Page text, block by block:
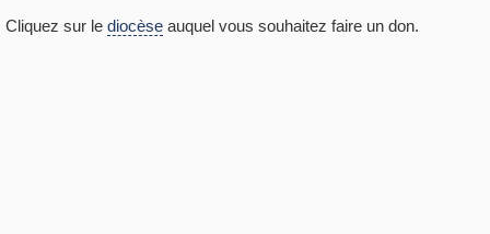
Cliquez sur le diocèse auquel vous souhaitez faire un don.